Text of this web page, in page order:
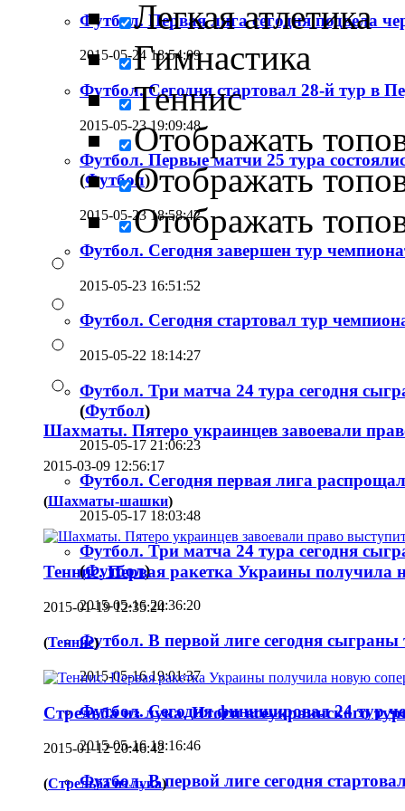
Футбол. Первая лига сегодня подвела
2015-05-24 18:54:09
Футбол. Сегодня стартовал 28-й тур в
2015-05-23 19:09:48
Футбол. Первые матчи 25 тура
(Футбол)
2015-05-23 18:58:42
Футбол. Сегодня завершен тур
2015-05-23 16:51:52
Футбол. Сегодня стартовал тур
2015-05-22 18:14:27
Футбол. Три матча 24 тура сегодня
(Футбол)
2015-05-17 21:06:23
Футбол. Сегодня первая лига
2015-05-17 18:03:48
Футбол. Три матча 24 тура сегодня
(Футбол)
2015-05-16 20:36:20
Футбол. В первой лиге сегодня
2015-05-16 19:01:37
Футбол. Сегодня финишировал 24 тур
2015-05-16 18:16:46
Футбол. В первой лиге сегодня
Легкая атлетика
Гимнастика
Теннис
Отображать
Отображать
Отображать
Шахматы. Пятеро украинцев завоевали
2015-03-09 12:56:17
(Шахматы-шашки)
Теннис. Первая ракетка Украины получила
2015-01-19 12:35:24
(Теннис)
Стрельба из лука. Итоги всеукраинского
2015-01-12 20:46:42
(Стрельба из лука)